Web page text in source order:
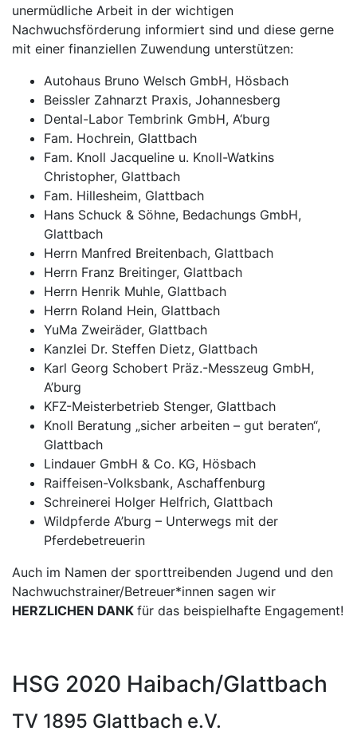
unermüdliche Arbeit in der wichtigen
Nachwuchsförderung informiert sind und diese gerne
mit einer finanziellen Zuwendung unterstützen:
Autohaus Bruno Welsch GmbH, Hösbach
Beissler Zahnarzt Praxis, Johannesberg
Dental-Labor Tembrink GmbH, A‘burg
Fam. Hochrein, Glattbach
Fam. Knoll Jacqueline u. Knoll-Watkins
Christopher, Glattbach
Fam. Hillesheim, Glattbach
Hans Schuck & Söhne, Bedachungs GmbH,
Glattbach
Herrn Manfred Breitenbach, Glattbach
Herrn Franz Breitinger, Glattbach
Herrn Henrik Muhle, Glattbach
Herrn Roland Hein, Glattbach
YuMa Zweiräder, Glattbach
Kanzlei Dr. Steffen Dietz, Glattbach
Karl Georg Schobert Präz.-Messzeug GmbH,
A’burg
KFZ-Meisterbetrieb Stenger, Glattbach
Knoll Beratung „sicher arbeiten – gut beraten“,
Glattbach
Lindauer GmbH & Co. KG, Hösbach
Raiffeisen-Volksbank, Aschaffenburg
Schreinerei Holger Helfrich, Glattbach
Wildpferde A’burg – Unterwegs mit der
Pferdebetreuerin
Auch im Namen der sporttreibenden Jugend und den
Nachwuchstrainer/Betreuer*innen sagen wir
HERZLICHEN DANK für das beispielhafte Engagement!
HSG 2020 Haibach/Glattbach
TV 1895 Glattbach e.V.